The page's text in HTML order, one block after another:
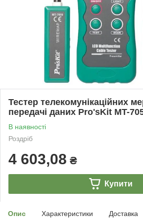
Тестер телекомунікаційних
передачі даних Pro'sKit MT-
В наявності
Роздріб
4 603,08 ₴
Купити
Опис Характеристики Доставка